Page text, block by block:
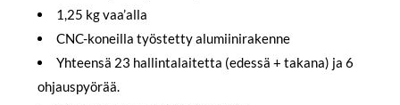
1,25 kg vaa’alla
CNC-koneilla työstetty alumiinirakenne
Yhteensä 23 hallintalaitetta (edessä + takana) ja 6
ohjauspyörää.